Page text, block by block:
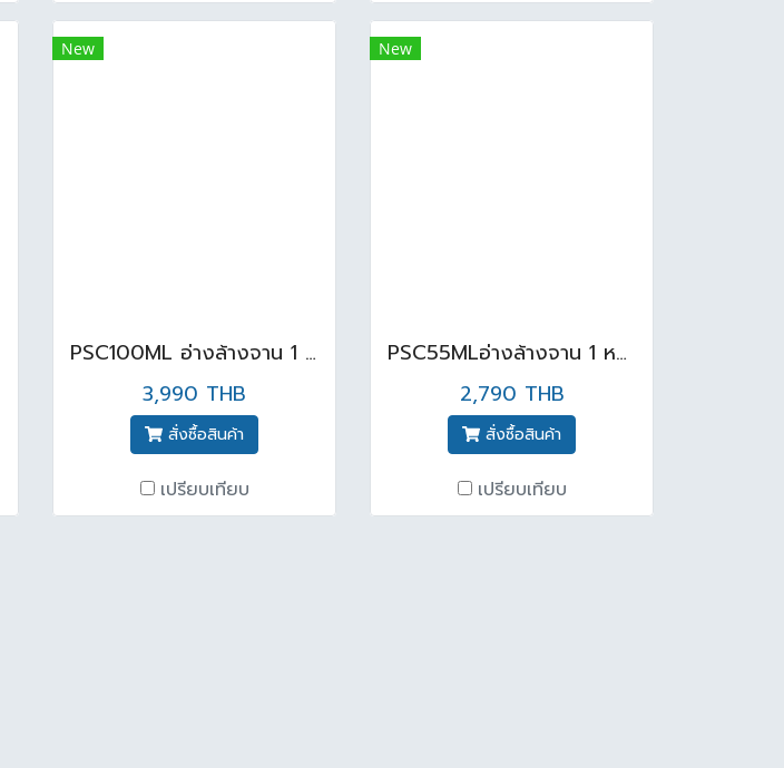
New
PSC100ML อ่างล้างจาน 1 หลุม 1 ที่พัก+ขา สแตนเลสสตีล AISI 304
3,990 THB
สั่งซื้อสินค้า
เปรียบเทียบ
New
PSC55MLอ่างล้างจาน 1 หลุม + ขาสแตลเลสตีล AISI 304
2,790 THB
สั่งซื้อสินค้า
เปรียบเทียบ